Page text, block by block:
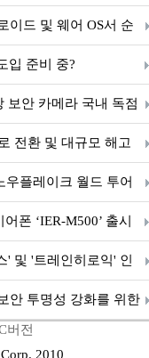
이드 및 웨어 OS서 순
입 준비 중?
보안 카메라 국내 독점
전환 및 대규모 해고
우플레이크 월드 투어
폰 ‘IER-M500’ 출시
' 및 '트레인히로익' 인
안 투명성 강화를 위한
버전
2010